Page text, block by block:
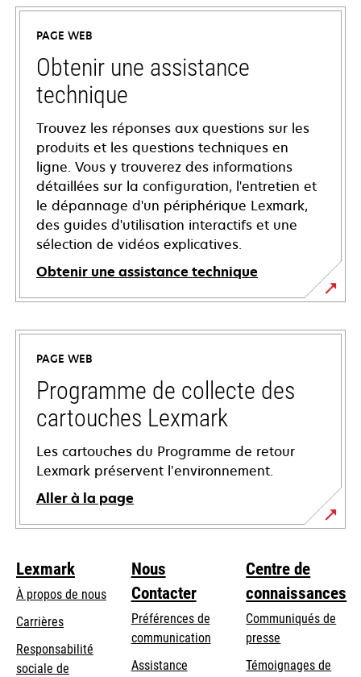
PAGE WEB
Obtenir une assistance
technique
Trouvez les réponses aux questions sur les
produits et les questions techniques en
ligne. Vous y trouverez des informations
détaillées sur la configuration, l'entretien et
le dépannage d'un périphérique Lexmark,
des guides d'utilisation interactifs et une
sélection de vidéos explicatives.
Obtenir une assistance technique
s’ouvre
dans
nouvel
onglet
PAGE WEB
Programme de collecte des
cartouches Lexmark
Les cartouches du Programme de retour
Lexmark préservent l’environnement.
Aller à la page
Lexmark
À propos de nous
Carrières
s’ouvre
dans
Responsabilité
sociale de
Nous
Contacter
Préférences de
communication
s’ouvre
Assistance
Centre de
connaissances
Communiqués de
presse
Témoignages de